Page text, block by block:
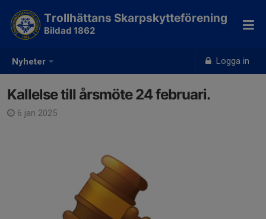
Nyheter Logga in
Trollhättans Skarpskytteförening
Bildad 1862
Kallelse till årsmöte 24 februari.
6 jan 2025